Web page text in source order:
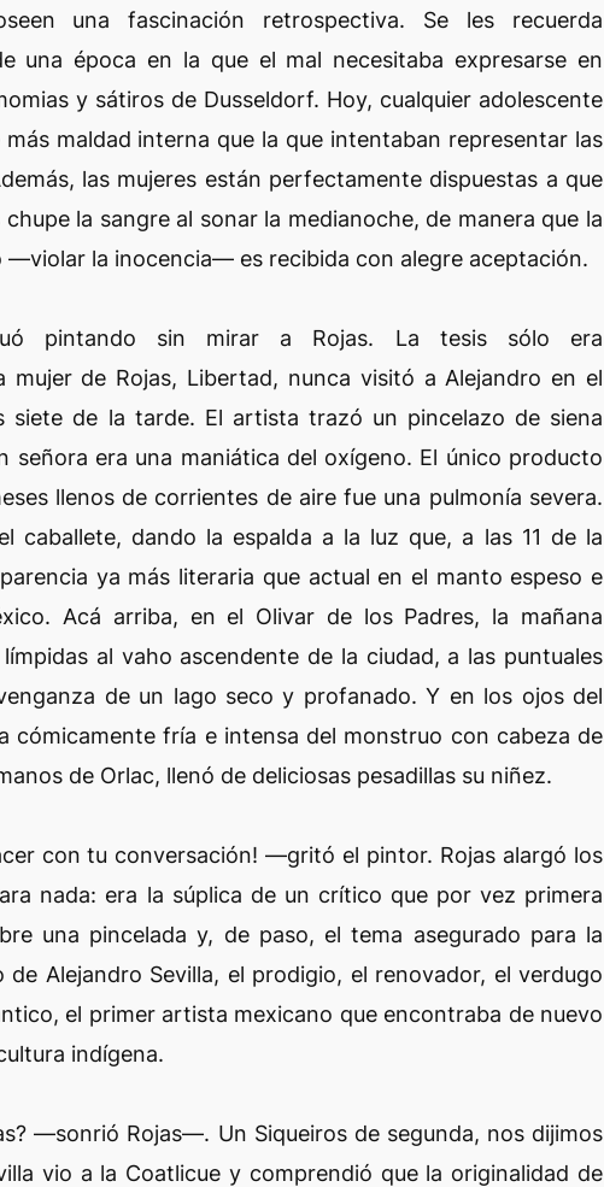
una fascinación retrospectiva. Se les recuerda
una época en la que el mal necesitaba expresarse en
y sátiros de Dusseldorf. Hoy, cualquier adolescente
maldad interna que la que intentaban representar las
las mujeres están perfectamente dispuestas a que
la sangre al sonar la medianoche, de manera que la
—violar la inocencia— es recibida con alegre aceptación.
pintando sin mirar a Rojas. La tesis sólo era
mujer de Rojas, Libertad, nunca visitó a Alejandro en el
siete de la tarde. El artista trazó un pincelazo de siena
señora era una maniática del oxígeno. El único producto
llenos de corrientes de aire fue una pulmonía severa.
caballete, dando la espalda a la luz que, a las 11 de la
ya más literaria que actual en el manto espeso e
Acá arriba, en el Olivar de los Padres, la mañana
al vaho ascendente de la ciudad, a las puntuales
de un lago seco y profanado. Y en los ojos del
cómicamente fría e intensa del monstruo con cabeza de
de Orlac, llenó de deliciosas pesadillas su niñez.
con tu conversación! —gritó el pintor. Rojas alargó los
nada: era la súplica de un crítico que por vez primera
una pincelada y, de paso, el tema asegurado para la
Alejandro Sevilla, el prodigio, el renovador, el verdugo
el primer artista mexicano que encontraba de nuevo
indígena.
—sonrió Rojas—. Un Siqueiros de segunda, nos dijimos
vio a la Coatlicue y comprendió que la originalidad de